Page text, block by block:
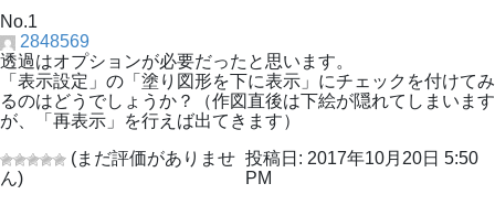
No.1
2848569
透過はオプションが必要だったと思います。
「表示設定」の「塗り図形を下に表示」にチェックを付けてみ
るのはどうでしょうか？（作図直後は下絵が隠れてしまいます
が、「再表示」を行えば出てきます）
(まだ評価がありませ
ん)
投稿日: 2017年10月20日 5:50
PM